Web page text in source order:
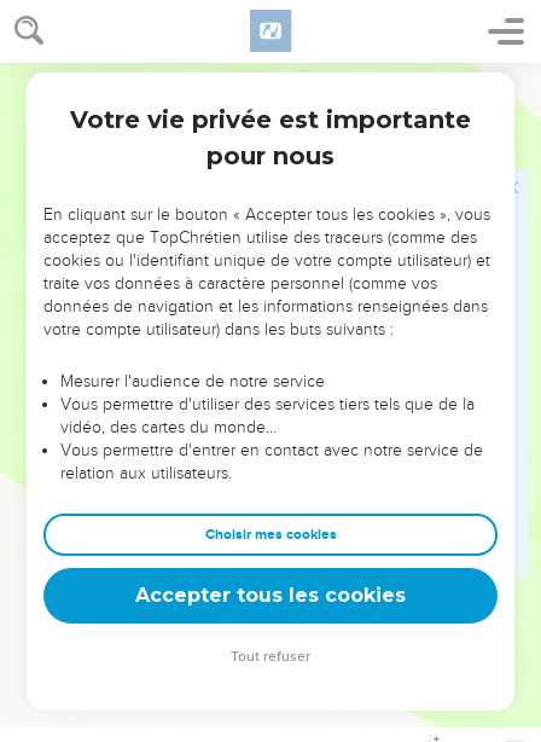
Ezéchiel 18
26 Quand le juste se détournera de sa justice, et qu'il
commettra l'iniquité, il mourra pour ces choses-là ; il mourra
pour son iniquité qu'il aura commise.
Et quand le méchant se détournera de sa méchanceté
qu'il aura commise, et qu'il fera ce qui est juste et droit, il
Ayant donc considéré [sa conduite], et s'étant détourné de
tous ses crimes qu'il aura commis, certainement il vivra, il ne
mourra point.
Et la maison d'Israël dira : la voie du Seigneur l'Eternel
n'est pas bien réglée. Ô maison d'Israël ! mes voies ne sont-
ne sont pas bien réglées ?
C'est pourquoi je jugerai un chacun de vous selon ses
voies, ô maison d'Israël ! dit le Seigneur. Convertissez-vous,
et détournez-vous de tous vos péchés, et l'iniquité ne vous
sera point en ruine.
Jetez loin de vous tous les crimes par lesquels vous avez
péché ; et faites-vous un nouveau coeur, et un esprit
nouveau, et pourquoi mourriez-vous, ô maison d'Israël ?
Car je ne prends point de plaisir à la mort de celui qui
Votre vie privée est importante
pour nous
En cliquant sur le bouton « Accepter tous les cookies », vous
acceptez que TopChrétien utilise des traceurs (comme des
cookies ou l'identifiant unique de votre compte utilisateur) et
traite vos données à caractère personnel (comme vos
données de navigation et les informations renseignées dans
votre compte utilisateur) dans les buts suivants :
Mesurer l'audience de notre service
Vous permettre d'utiliser des services tiers tels que de la
vidéo, des cartes du monde…
Vous permettre d'entrer en contact avec notre service de
relation aux utilisateurs.
Choisir mes cookies
Accepter tous les cookies
Tout refuser